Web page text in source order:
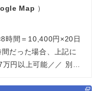
Map ）
時間＝10,400円×20日
だった場合、上記に
円以上可能／／ 別…